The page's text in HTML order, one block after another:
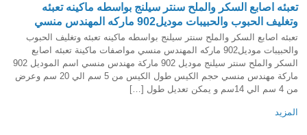
تعبئه اصابع السكر والملح سنتر سيلنج بواسطه ماكينه تعبئه
وتغليف الحبوب والحبيبات موديل902 ماركه المهندس منسي
تعبئه اصابع السكر والملح سنتر سيلنج بواسطه ماكينه تعبئه وتغليف الحبوب
والحبيبات موديل902 ماركه المهندس منسي مواصفات ماكينة تعبئه اصابع
السكر والملح سنتر سيلنج موديل 902 ماركة مهندس منسي اسم الموديل 902
ماركة مهندس منسي حجم الكيس طول الكيس من 5 سم الي 20 سم وعرض
من 4 سم الي 14سم و يمكن تعديل طول […]
المزيد